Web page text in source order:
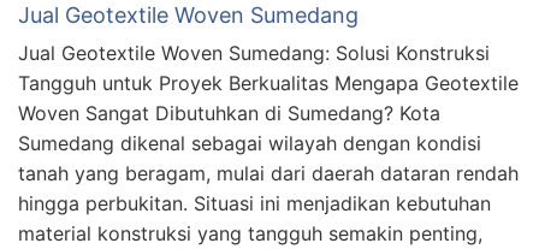
Jual Geotextile Woven Sumedang
Jual Geotextile Woven Sumedang: Solusi Konstruksi
Tangguh untuk Proyek Berkualitas Mengapa Geotextile
Woven Sangat Dibutuhkan di Sumedang? Kota
Sumedang dikenal sebagai wilayah dengan kondisi
tanah yang beragam, mulai dari daerah dataran rendah
hingga perbukitan. Situasi ini menjadikan kebutuhan
material konstruksi yang tangguh semakin penting,